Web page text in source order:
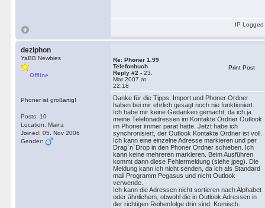
IP Logged
deziphon
YaBB Newbies
Offline
Phoner ist großartig!
Posts: 10
Location: Mainz
Joined: 05. Nov 2006
Gender:
Re: Phoner 1.99
Telefonbuch
Reply #2 - 23.
Mar 2007 at
22:18
Print Post
Danke für die Tipps. Import und Phoner Ordner
haben bei mir ehrlich gesagt noch nie funktioniert.
Ich habe mir keine Gedanken gemacht, da ich ja
meine Telefonadressen im Kontakte Ordner Outlook
im Phoner immer parat hatte. Jetzt habe ich
synchronisiert, der Outlook Kontakte Ordner ist voll.
Ich kann eine einzelne Adresse markieren und per
Drag`n`Drop in den Phoner Ordner schieben. Ich
kann keine mehreren markieren. Beim Ausführen
kommt dann diese Fehlermeldung (siehe jpeg). Die
Meldung kann ich nicht senden, da ich als Standard
mail Programm Pegasus und nicht Outlook
verwende.
Ich kann die Adressen nicht sortieren nach Alphabet
oder ähnlichem, obwohl die in Outlook Adressen in
der richtigen Reihenfolge drin sind. Komisch.